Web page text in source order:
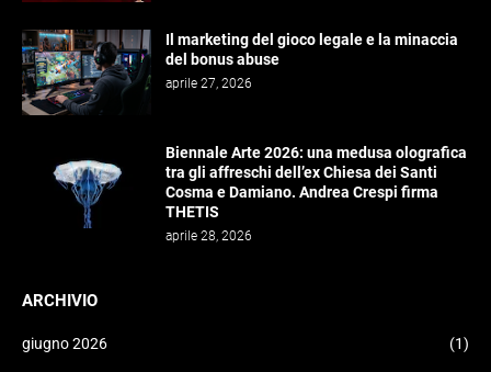
Il marketing del gioco legale e la minaccia
del bonus abuse
aprile 27, 2026
Biennale Arte 2026: una medusa olografica
tra gli affreschi dell’ex Chiesa dei Santi
Cosma e Damiano. Andrea Crespi firma
THETIS
aprile 28, 2026
ARCHIVIO
giugno 2026 (1)